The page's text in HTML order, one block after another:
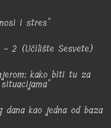
i stres"
- 2 (Učilište Sesvete)
kako biti tu za
dana kao jedna od baza